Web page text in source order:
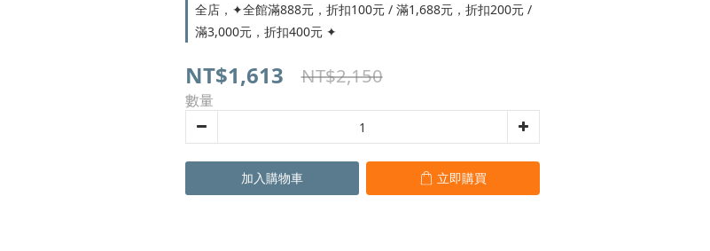
全店，✦全館滿888元，折扣100元 / 滿1,688元，折扣200元 /
滿3,000元，折扣400元 ✦
NT$1,613 NT$2,150
數量
加入購物車 立即購買